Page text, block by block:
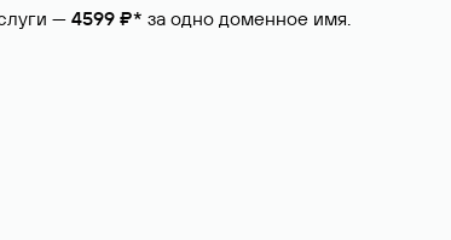
— 4599 ₽* за одно доменное имя.